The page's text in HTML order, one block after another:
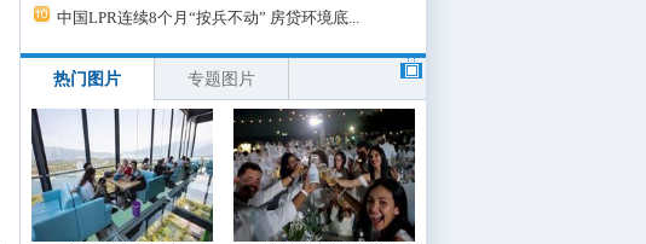
中国LPR连续8个月“按兵不动” 房贷环境底...
热门图片 专题图片